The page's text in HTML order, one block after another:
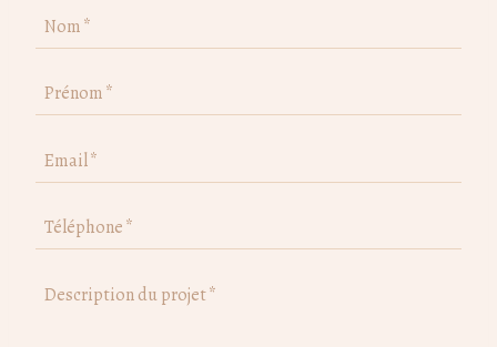
Nom*
Prénom*
Email*
Téléphone*
Description du projet*